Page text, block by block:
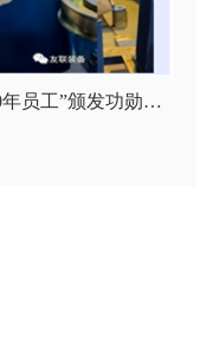
十年相伴 一路同行 | 友联装备为“10年员工”颁发功勋荣誉奖